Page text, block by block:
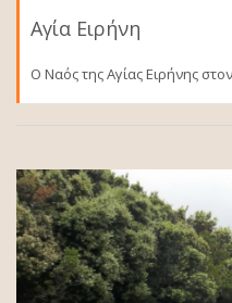
Αγία Ειρήνη
O Ναός της Αγίας Ειρήνης